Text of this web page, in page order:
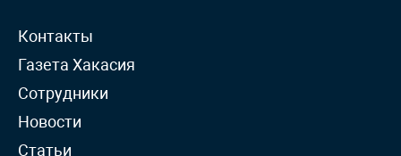
Контакты
Газета Хакасия
Сотрудники
Новости
Статьи